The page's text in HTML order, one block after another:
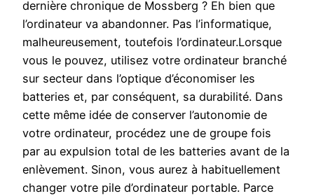
dernière chronique de Mossberg ? Eh bien que
l’ordinateur va abandonner. Pas l’informatique,
malheureusement, toutefois l’ordinateur.Lorsque
vous le pouvez, utilisez votre ordinateur branché
sur secteur dans l’optique d’économiser les
batteries et, par conséquent, sa durabilité. Dans
cette même idée de conserver l’autonomie de
votre ordinateur, procédez une de groupe fois
par au expulsion total de les batteries avant de la
enlèvement. Sinon, vous aurez à habituellement
changer votre pile d’ordinateur portable. Parce